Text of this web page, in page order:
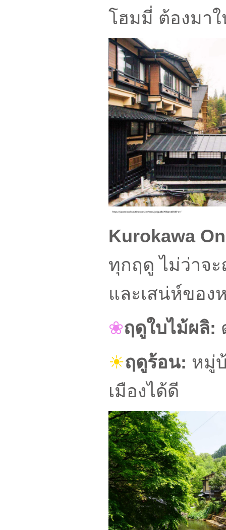
โฮมมี่ ต้องมา
Kurokawa
ทุกฤดู ไม่ว่าจ
และเสน่ห์ขอ
❀ฤดูใบไม้ผลิ:
☀ฤดูร้อน: หมู่
เมืองได้ดี